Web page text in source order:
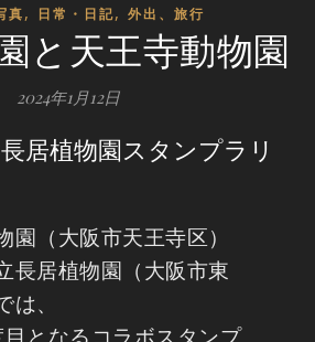
真, 日常・日記, 外出、旅行
と天王寺動物園
2024年1月12日
居植物園スタンプラリ
園（大阪市天王寺区）
長居植物園（大阪市東
、
となるコラボスタンプ